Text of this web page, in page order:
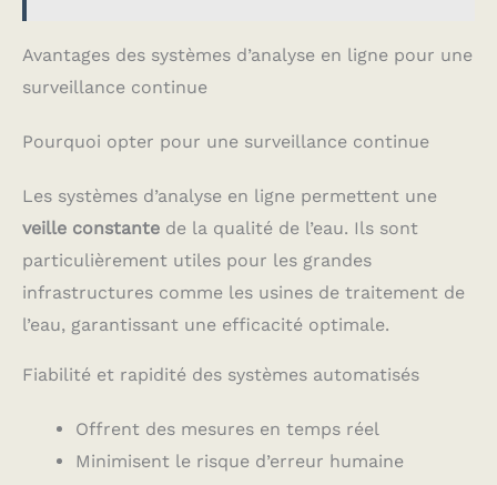
longue autonomie : Grâce
à la recharge rapide USB,
le photomètre fibre
rapidement. Une charge
3500 utilisations. Son
boîtier en ABS lisse est
robuste, compact et
utilisation mobile.
Fonctionnalités de gestion
photomètre fibre optique
stockage et
l’enregistrement des
consultations et
Son design compact et
Avantages des systèmes d’analyse en ligne pour une
surveillance continue
Pourquoi opter pour une surveillance continue
Les systèmes d’analyse en ligne permettent une
veille constante de la qualité de l’eau. Ils sont
particulièrement utiles pour les grandes
infrastructures comme les usines de traitement de
l’eau, garantissant une efficacité optimale.
Fiabilité et rapidité des systèmes automatisés
Offrent des mesures en temps réel
Minimisent le risque d’erreur humaine